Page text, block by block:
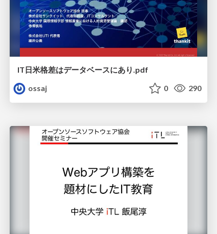
IT日米格差はデータベースにあり.pdf
ossaj
0 290